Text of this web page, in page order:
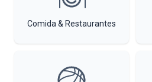
Comida & Restaurantes